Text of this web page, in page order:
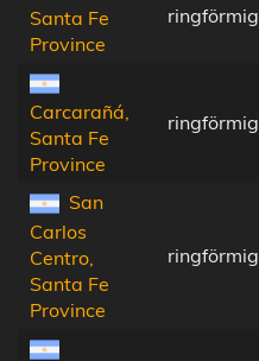
Santa Fe
Province
ringförmig
Carcarañá,
Santa Fe
Province
ringförmig
San
Carlos
Centro,
Santa Fe
Province
ringförmig